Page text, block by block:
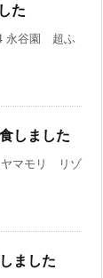
た
永谷園 超ふ
しました
ヤマモリ リゾ
ました